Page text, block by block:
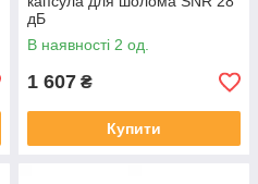
дБ
В наявності 2 од.
1 607 ₴
Купити